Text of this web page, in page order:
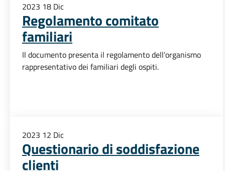
2023 18 Dic
Regolamento comitato
familiari
Il documento presenta il regolamento dell’organismo
rappresentativo dei familiari degli ospiti.
2023 12 Dic
Questionario di soddisfazione
clienti